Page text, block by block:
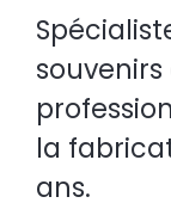
la
ans.